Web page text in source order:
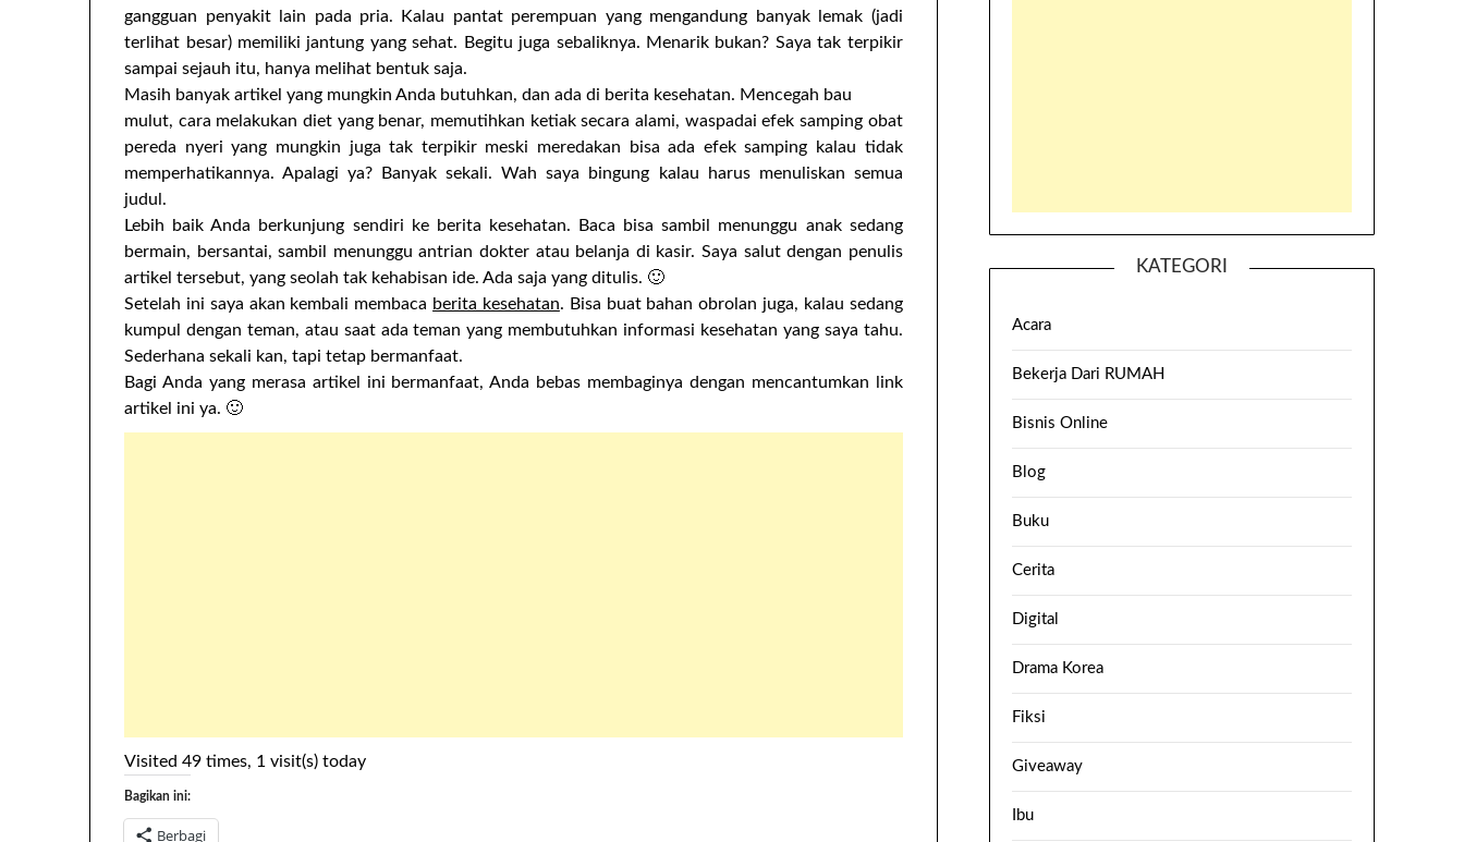
gangguan penyakit lain pada pria. Kalau pantat perempuan yang mengandung banyak lemak (jadi
terlihat besar) memiliki jantung yang sehat. Begitu juga sebaliknya. Menarik bukan? Saya tak terpikir
sampai sejauh itu, hanya melihat bentuk saja.
Masih banyak artikel yang mungkin Anda butuhkan, dan ada di berita kesehatan. Mencegah bau
mulut, cara melakukan diet yang benar, memutihkan ketiak secara alami, waspadai efek samping obat
pereda nyeri yang mungkin juga tak terpikir meski meredakan bisa ada efek samping kalau tidak
memperhatikannya. Apalagi ya? Banyak sekali. Wah saya bingung kalau harus menuliskan semua
judul.
Lebih baik Anda berkunjung sendiri ke berita kesehatan. Baca bisa sambil menunggu anak sedang
bermain, bersantai, sambil menunggu antrian dokter atau belanja di kasir. Saya salut dengan penulis
artikel tersebut, yang seolah tak kehabisan ide. Ada saja yang ditulis. 🙂
Setelah ini saya akan kembali membaca berita kesehatan. Bisa buat bahan obrolan juga, kalau sedang
kumpul dengan teman, atau saat ada teman yang membutuhkan informasi kesehatan yang saya tahu.
Sederhana sekali kan, tapi tetap bermanfaat.
Bagi Anda yang merasa artikel ini bermanfaat, Anda bebas membaginya dengan mencantumkan link
artikel ini ya. 🙂
Visited 49 times, 1 visit(s) today
Bagikan ini:
Berbagi
KATEGORI
Acara
Bekerja Dari RUMAH
Bisnis Online
Blog
Buku
Cerita
Digital
Drama Korea
Fiksi
Giveaway
Ibu